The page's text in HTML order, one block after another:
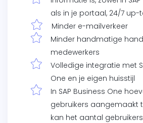
als in je portaal, 24/7
Minder e-mailverkeer
Minder handmatige
medewerkers
Volledige integratie met
One en je eigen huisstijl
In SAP Business One
gebruikers aangemaakt
kan het aantal